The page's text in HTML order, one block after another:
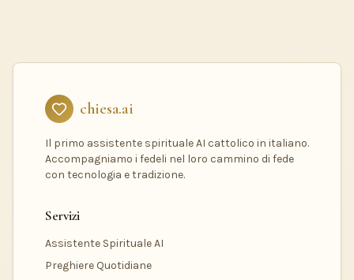
chiesa.ai
Il primo assistente spirituale AI cattolico in italiano.
Accompagniamo i fedeli nel loro cammino di fede
con tecnologia e tradizione.
Servizi
Assistente Spirituale AI
Preghiere Quotidiane